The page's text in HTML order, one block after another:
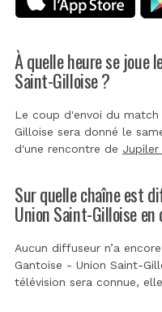
À quelle heure se joue
Saint-Gilloise ?
Le coup d'envoi du
Gilloise sera donné le
d'une rencontre de Jupiler
Sur quelle chaîne est
Union Saint-Gilloise
Aucun diffuseur n’a
Gantoise - Union Saint-
télévision sera connue,